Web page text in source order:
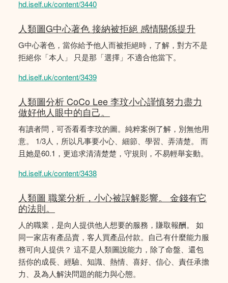
hd.iself.uk/content/3440
人類圖G中心著色 接納被拒絕 感情關係提升
G中心著色，當你給予他人而被拒絕時，了解，對方不是
拒絕你「本人」 只是那「選擇」不適合他當下。
hd.iself.uk/content/3439
人類圖分析 CoCo Lee 李玟小心謹慎努力盡力
做好他人眼中的自己。
有讀者問，可否看看李玟的圖。純粹案例了解，別無他用
意。 1/3人，所以凡事要小心、細節、學習、弄清楚。 而
且她是60.1，更追求清清楚楚，守規則，不易輕舉妄動。
hd.iself.uk/content/3438
人類圖 職業分析，小心被誤解影響。 金錢有它
的法則。
人的職業，是向人提供他人想要的服務，賺取報酬。 如
同一家店有產品賣，客人買產品付款。自己有什麼能力服
務可向人提供？ 這不是人類圖說能力，除了命盤、還包
括你的成長、經驗、知識、熱情、喜好、信心、責任承擔
力、及為人解決問題的能力與心態。